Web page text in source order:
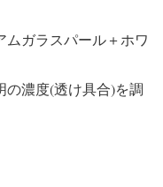
ガラスパール＋ホワ
濃度(透け具合)を調